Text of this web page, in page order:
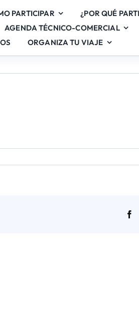
PARTICIPAR
¿POR QUÉ
AGENDA TÉCNICO-COMERCIAL
ORGANIZA TU VIAJE